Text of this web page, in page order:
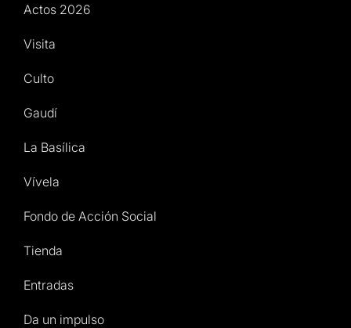
Actos 2026
Visita
Culto
Gaudí
La Basílica
Vívela
Fondo de Acción Social
Tienda
Entradas
Da un impulso